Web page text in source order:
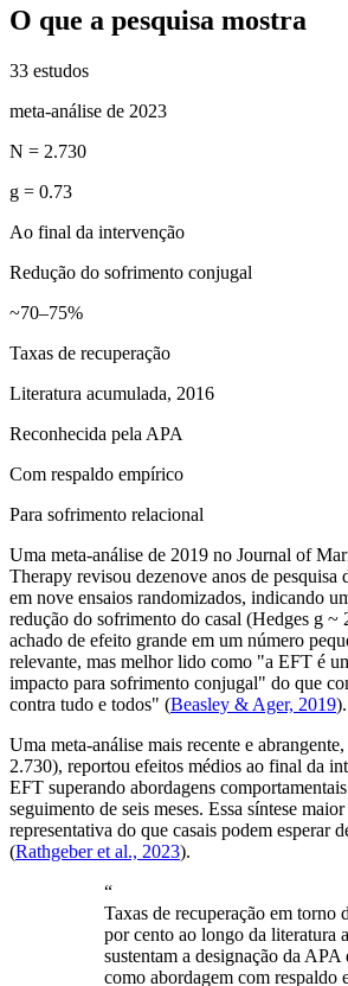
O que a pesquisa mostra
33 estudos
meta-análise de 2023
N = 2.730
g = 0.73
Ao final da intervenção
Redução do sofrimento conjugal
~70–75%
Taxas de recuperação
Literatura acumulada, 2016
Reconhecida pela APA
Com respaldo empírico
Para sofrimento relacional
Uma meta-análise de 2019 no Journal of
Therapy revisou dezenove anos de pesquisa
em nove ensaios randomizados, indicando
redução do sofrimento do casal (Hedges g ~
achado de efeito grande em um número
relevante, mas melhor lido como "a EFT é
impacto para sofrimento conjugal" do que
contra tudo e todos" (Beasley & Ager, 2019).
Uma meta-análise mais recente e
2.730), reportou efeitos médios ao final da
EFT superando abordagens
seguimento de seis meses. Essa síntese
representativa do que casais podem esperar
(Rathgeber et al., 2023).
“
Taxas de recuperação em torno
por cento ao longo da literatura
sustentam a designação da
como abordagem com respaldo